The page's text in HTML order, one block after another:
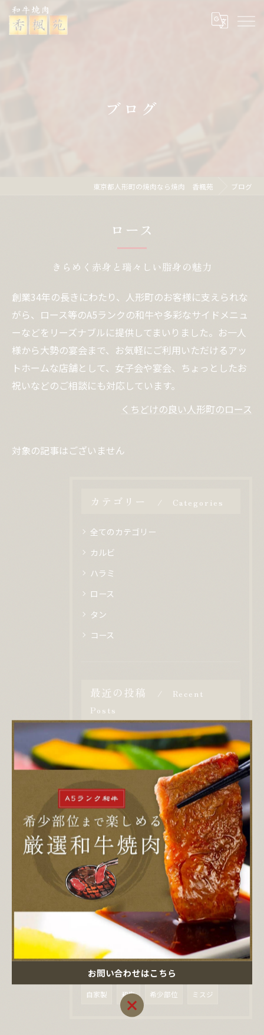
ブログ
東京都人形町の焼肉なら焼肉 香楓苑 ブログ
ロース
きらめく赤身と瑞々しい脂身の魅力
創業34年の長きにわたり、人形町のお客様に支えられな
がら、ロース等のA5ランクの和牛や多彩なサイドメニュ
ーなどをリーズナブルに提供してまいりました。お一人
様から大勢の宴会まで、お気軽にご利用いただけるアッ
トホームな店舗として、女子会や宴会、ちょっとしたお
祝いなどのご相談にも対応しています。
くちどけの良い人形町のロース
対象の記事はございません
カテゴリー Categories
全てのカテゴリー
カルビ
ハラミ
ロース
タン
コース
最近の投稿
Recent
Posts
2026/04/08
5月の営業に関しまして
2026/04/08
東京都人形町の焼肉なら | 厳選したお肉をご堪能ください
タグ Tags
貸切 飲み放題
家族 大人数 宴会
自家製 和牛 希少部位 ミスジ
お問い合わせはこちら
お問い合わせはこちら